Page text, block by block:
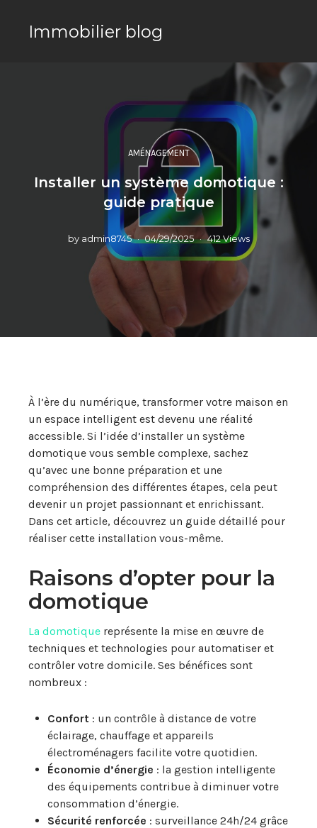
Immobilier blog
AMÉNAGEMENT
Installer un système domotique :
guide pratique
by admin8745 04/29/2025 412 Views
À l’ère du numérique, transformer votre maison en
un espace intelligent est devenu une réalité
accessible. Si l’idée d’installer un système
domotique vous semble complexe, sachez
qu’avec une bonne préparation et une
compréhension des différentes étapes, cela peut
devenir un projet passionnant et enrichissant.
Dans cet article, découvrez un guide détaillé pour
réaliser cette installation vous-même.
Raisons d’opter pour la
domotique
La domotique représente la mise en œuvre de
techniques et technologies pour automatiser et
contrôler votre domicile. Ses bénéfices sont
nombreux :
Confort : un contrôle à distance de votre
éclairage, chauffage et appareils
électroménagers facilite votre quotidien.
Économie d’énergie : la gestion intelligente
des équipements contribue à diminuer votre
consommation d’énergie.
Sécurité renforcée : surveillance 24h/24 grâce